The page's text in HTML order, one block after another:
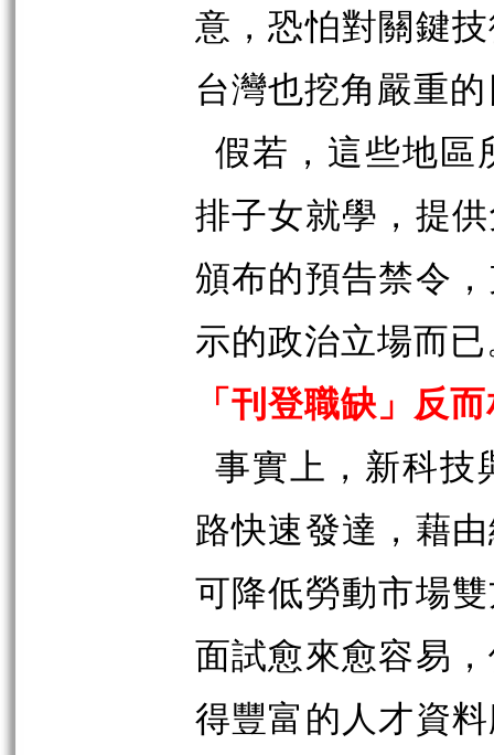
意，恐怕對關鍵
台灣也挖角嚴重
假若，這些地區
排子女就學，提
頒布的預告禁令
示的政治立場而
「刊登職缺」反
事實上，新科技
路快速發達，藉
可降低勞動市場
面試愈來愈容易
得豐富的人才資